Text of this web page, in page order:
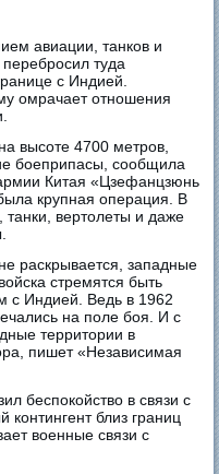
авиации, танков и
туда
с Индией.
омрачает отношения
высоте 4700 метров,
боеприпасы, сообщила
Китая «Цзефанцзюнь
крупная операция. В
вертолеты и даже
раскрывается, западные
стремятся быть
с Индией. Ведь в 1962
на поле боя. И с
территории в
пишет «Независимая
беспокойство в связи с
близ границ
военные связи с